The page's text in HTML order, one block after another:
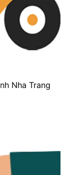
Nha Trang